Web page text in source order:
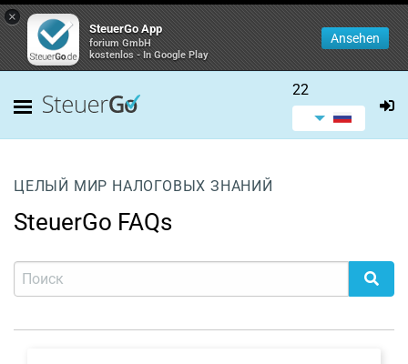
×
SteuerGo App
forium GmbH
kostenlos - In Google Play
Ansehen
22
ЦЕЛЫЙ МИР НАЛОГОВЫХ ЗНАНИЙ
SteuerGo FAQs